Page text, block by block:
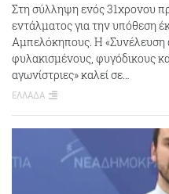
Στη σύλληψη ενός 31χρονου
εντάλματος για την υπόθεση
Αμπελόκηπους. Η «Συνέλευση
φυλακισμένους, φυγόδικους
αγωνίστριες» καλεί σε…
ΕΛΛΑΔΑ